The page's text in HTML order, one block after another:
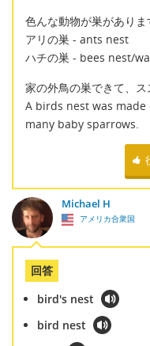
色んな動物が巣がありま
アリの巣 - ants nest
ハチの巣 - bees nest/
家の外鳥の巣できて、
A birds nest was
many baby sparrows.
Michael H
アメリカ合衆国
回答
bird's nest
bird nest